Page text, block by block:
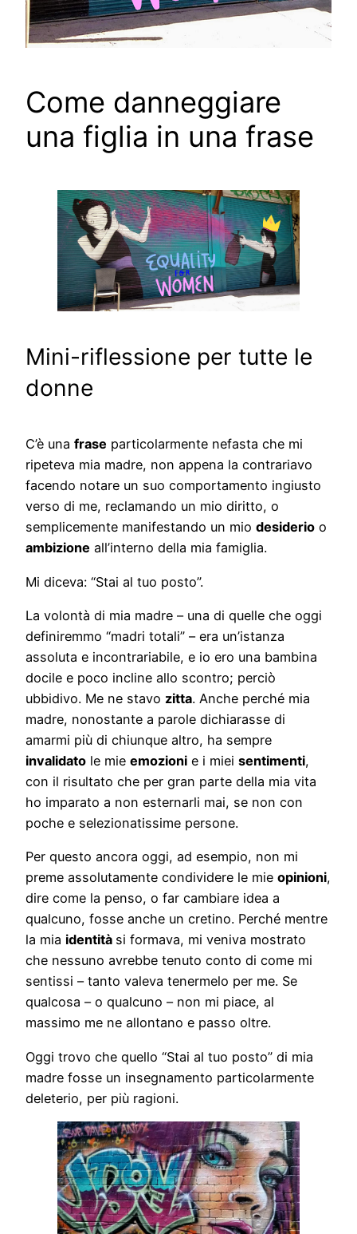
Come danneggiare
una figlia in una frase
Mini-riflessione per tutte le
donne
C’è una frase particolarmente nefasta che mi
ripeteva mia madre, non appena la contrariavo
facendo notare un suo comportamento ingiusto
verso di me, reclamando un mio diritto, o
semplicemente manifestando un mio desiderio o
ambizione all’interno della mia famiglia.
Mi diceva: “Stai al tuo posto”.
La volontà di mia madre – una di quelle che oggi
definiremmo “madri totali” – era un’istanza
assoluta e incontrariabile, e io ero una bambina
docile e poco incline allo scontro; perciò
ubbidivo. Me ne stavo zitta. Anche perché mia
madre, nonostante a parole dichiarasse di
amarmi più di chiunque altro, ha sempre
invalidato le mie emozioni e i miei sentimenti,
con il risultato che per gran parte della mia vita
ho imparato a non esternarli mai, se non con
poche e selezionatissime persone.
Per questo ancora oggi, ad esempio, non mi
preme assolutamente condividere le mie opinioni,
dire come la penso, o far cambiare idea a
qualcuno, fosse anche un cretino. Perché mentre
la mia identità si formava, mi veniva mostrato
che nessuno avrebbe tenuto conto di come mi
sentissi – tanto valeva tenermelo per me. Se
qualcosa – o qualcuno – non mi piace, al
massimo me ne allontano e passo oltre.
Oggi trovo che quello “Stai al tuo posto” di mia
madre fosse un insegnamento particolarmente
deleterio, per più ragioni.